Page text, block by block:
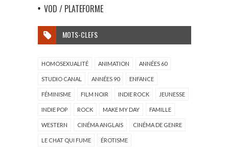
VOD / PLATEFORME
MOTS-CLEFS
HOMOSEXUALITÉ ANIMATION ANNÉES 60
STUDIO CANAL ANNÉES 90 ENFANCE
FÉMINISME FILM NOIR INDIE ROCK JEUNESSE
INDIE POP ROCK MAKE MY DAY FAMILLE
WESTERN CINÉMA ANGLAIS CINÉMA DE GENRE
LE CHAT QUI FUME ÉROTISME